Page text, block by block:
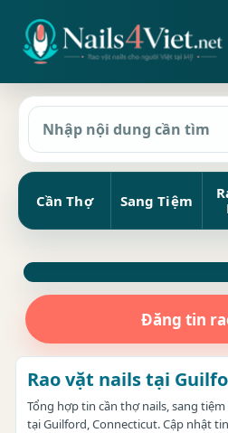
Cần Thợ Sang Tiệm
Đăng tin
Rao vặt nails tại
Tổng hợp tin cần thợ nails, sang
tại Guilford, Connecticut. Cập nhật